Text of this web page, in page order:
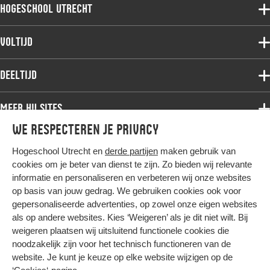
We respecteren je privacy
Hogeschool Utrecht en derde partijen maken gebruik van
cookies om je beter van dienst te zijn. Zo bieden wij relevante
informatie en personaliseren en verbeteren wij onze websites
op basis van jouw gedrag. We gebruiken cookies ook voor
gepersonaliseerde advertenties, op zowel onze eigen websites
als op andere websites. Kies ‘Weigeren’ als je dit niet wilt. Bij
weigeren plaatsen wij uitsluitend functionele cookies die
noodzakelijk zijn voor het technisch functioneren van de
website. Je kunt je keuze op elke website wijzigen op de
Hogeschool Utrecht
Voltijdopleidingen
Deeltijdopleidingen
Onderzoek
Werken bij de HU
Contact
Voltijd
Associate degree
Bachelor
Master
Studiekeuze voltijd
Deeltijd
Associate degree
Bachelor
Master
Post-master
Studiekeuze deeltijd
Meer HU sites
HU International
HU Bibliotheek
HU Ontwikkelt
Duurzame HU
Intranet
Trajectum
Hier komt alles samen
Colofon
Privacy
Cookies